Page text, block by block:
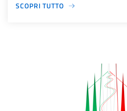
SCOPRI TUTTO